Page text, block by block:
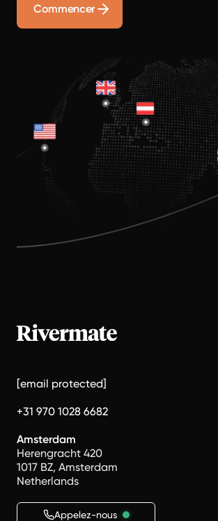
Commencer
[email protected]
+31 970 1028 6682
Amsterdam
Herengracht 420
1017 BZ, Amsterdam
Netherlands
Appelez-nous